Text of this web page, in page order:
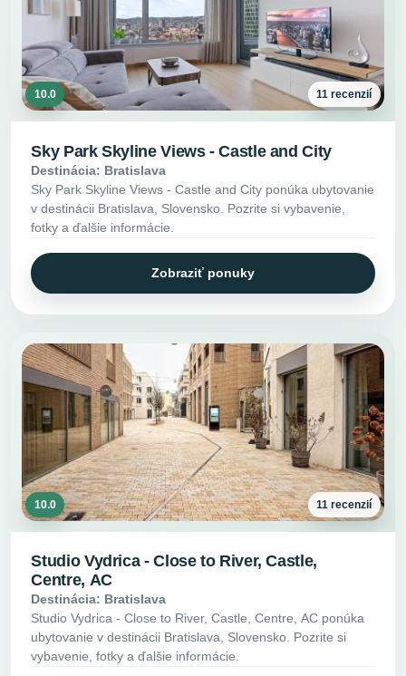
10.0 11 recenzií
Sky Park Skyline Views - Castle and City
Destinácia: Bratislava
Sky Park Skyline Views - Castle and City ponúka ubytovanie
v destinácii Bratislava, Slovensko. Pozrite si vybavenie,
fotky a ďalšie informácie.
Zobraziť ponuky
10.0 11 recenzií
Studio Vydrica - Close to River, Castle,
Centre, AC
Destinácia: Bratislava
Studio Vydrica - Close to River, Castle, Centre, AC ponúka
ubytovanie v destinácii Bratislava, Slovensko. Pozrite si
vybavenie, fotky a ďalšie informácie.